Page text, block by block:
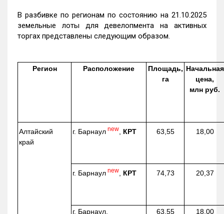
В разбивке по регионам по состоянию на 21.10.2025
земельные лоты для девелопмента на активных
торгах представлены следующим образом.
Регион Расположение
Площадь,
га
Начальная
цена,
млн руб.
Алтайский
край
г. Барнаул new КРТ 63,55 18,00
г. Барнаул new КРТ 74,73 20,37
г. Барнаул, 63,55 18,00